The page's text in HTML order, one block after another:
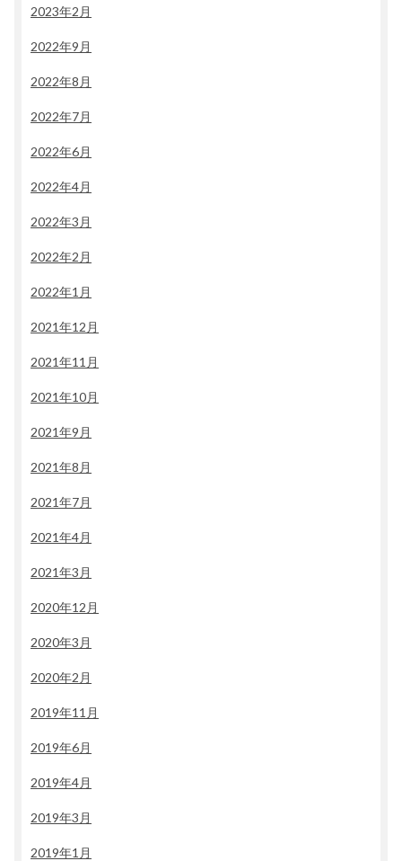
2023年2月
2022年9月
2022年8月
2022年7月
2022年6月
2022年4月
2022年3月
2022年2月
2022年1月
2021年12月
2021年11月
2021年10月
2021年9月
2021年8月
2021年7月
2021年4月
2021年3月
2020年12月
2020年3月
2020年2月
2019年11月
2019年6月
2019年4月
2019年3月
2019年1月